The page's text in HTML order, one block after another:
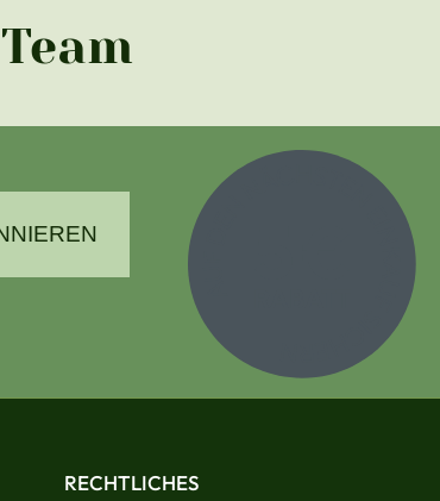
RECHTLICHES